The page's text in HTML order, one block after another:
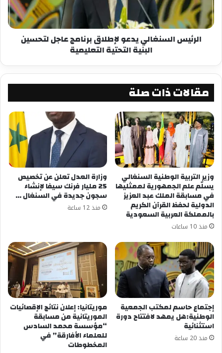
الرئيس السنغالي يدعو لإطلاق برنامج عاجل لتحسين
البنية التحتية التعليمية
مقالات ذات صلة
وزير التربية الوطنية السنغالي
يسلّم علم الجمهورية لممثليها
في مسابقة الملك عبد العزيز
الدولية لحفظ القرآن الكريم
بالمملكة العربية السعودية
منذ 10 ساعات
وزارة العدل تعلن عن تخصيص
25 مليار فرنك سيفا لإنشاء
سجون جديدة في السنغال …
منذ 12 ساعة
إجتماع حاسم لمكتب الجمعية
الوطنية:هل يمهد لافتتاح دورة
استثنائية
منذ 20 ساعة
موريتانيا: إعلان نتائج الإقصائيات
الموريتانية من مسابقة
“مؤسسة محمد السادس
للعلماء الأفارقة” في
المخطوطات